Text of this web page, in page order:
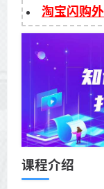
淘宝闪购
课程介绍